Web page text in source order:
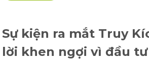
Sự kiện ra mắt Truy
lời khen ngợi vì đầu